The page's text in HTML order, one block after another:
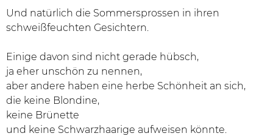
Und natürlich die Sommersprossen in ihren
schweißfeuchten Gesichtern.
Einige davon sind nicht gerade hübsch,
ja eher unschön zu nennen,
aber andere haben eine herbe Schönheit an sich,
die keine Blondine,
keine Brünette
und keine Schwarzhaarige aufweisen könnte.